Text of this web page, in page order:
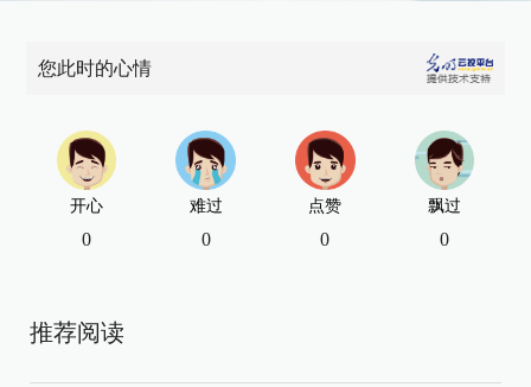
您此时的心情
开心
0
难过
0
点赞
0
飘过
0
推荐阅读